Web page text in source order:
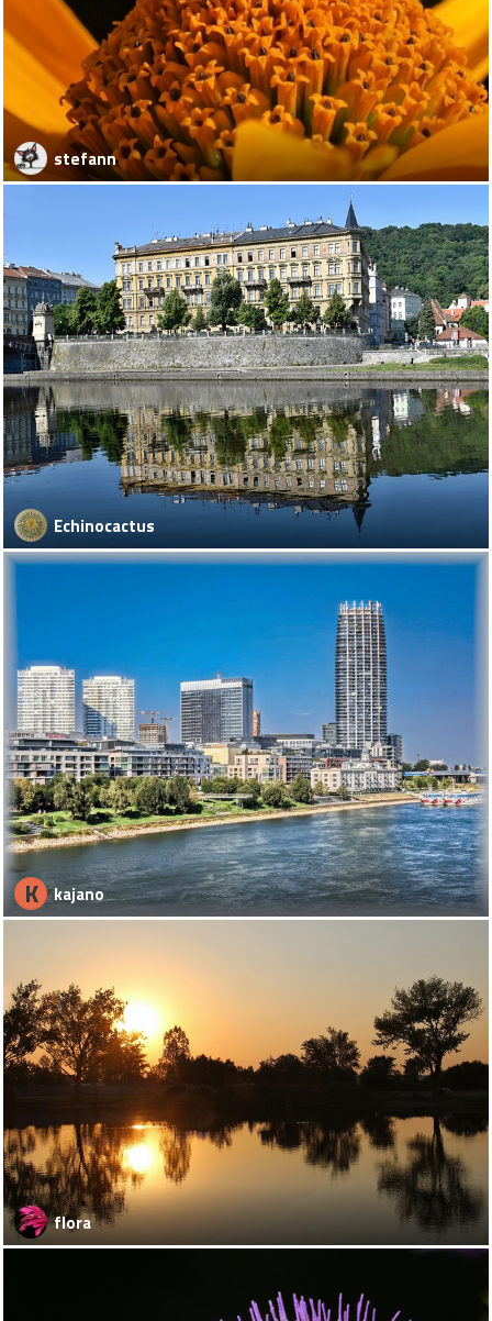
stefann
Echinocactus
K kajano
flora